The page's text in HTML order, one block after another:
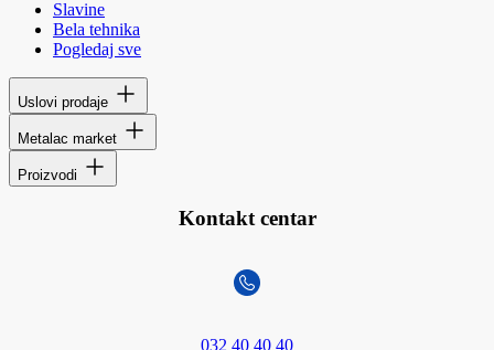
Slavine
Bela tehnika
Pogledaj sve
Uslovi prodaje
Metalac market
Proizvodi
Kontakt centar
032 40 40 40